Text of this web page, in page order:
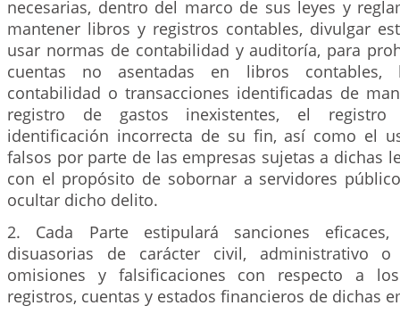
necesarias, dentro del marco de sus leyes y
mantener libros y registros contables, divulgar
usar normas de contabilidad y auditoría, para
cuentas no asentadas en libros contables,
contabilidad o transacciones identificadas de
registro de gastos inexistentes, el
identificación incorrecta de su fin, así como el
falsos por parte de las empresas sujetas a dichas
con el propósito de sobornar a servidores
ocultar dicho delito.
2. Cada Parte estipulará sanciones
disuasorias de carácter civil, administrativo
omisiones y falsificaciones con respecto a
registros, cuentas y estados financieros de dichas